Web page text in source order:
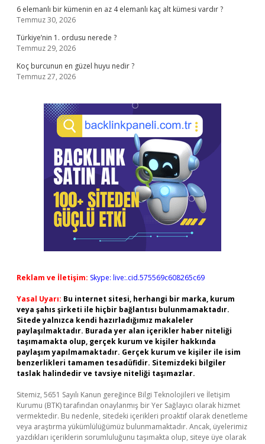
6 elemanlı bir kümenin en az 4 elemanlı kaç alt kümesi vardır ?
Temmuz 30, 2026
Türkiye’nin 1. ordusu nerede ?
Temmuz 29, 2026
Koç burcunun en güzel huyu nedir ?
Temmuz 27, 2026
Reklam ve İletişim: Skype: live:.cid.575569c608265c69
Yasal Uyarı: Bu internet sitesi, herhangi bir marka, kurum
veya şahıs şirketi ile hiçbir bağlantısı bulunmamaktadır.
Sitede yalnızca kendi hazırladığımız makaleler
paylaşılmaktadır. Burada yer alan içerikler haber niteliği
taşımamakta olup, gerçek kurum ve kişiler hakkında
paylaşım yapılmamaktadır. Gerçek kurum ve kişiler ile isim
benzerlikleri tamamen tesadüfidir. Sitemizdeki bilgiler
taslak halindedir ve tavsiye niteliği taşımazlar.
Sitemiz, 5651 Sayılı Kanun gereğince Bilgi Teknolojileri ve İletişim
Kurumu (BTK) tarafından onaylanmış bir Yer Sağlayıcı olarak hizmet
vermektedir. Bu nedenle, sitedeki içerikleri proaktif olarak denetleme
veya araştırma yükümlülüğümüz bulunmamaktadır. Ancak, üyelerimiz
yazdıkları içeriklerin sorumluluğunu taşımakta olup, siteye üye olarak